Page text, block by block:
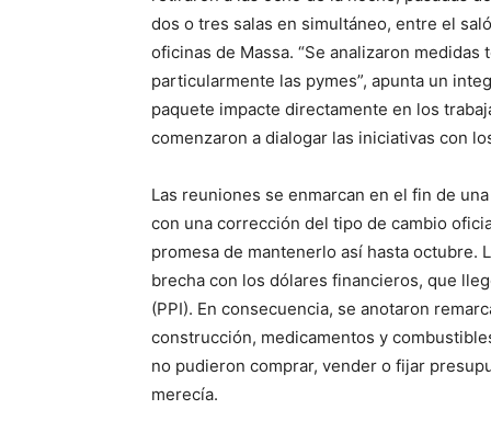
dos o tres salas en simultáneo, entre el
oficinas de Massa. “Se analizaron
particularmente las pymes”, apunta un
paquete impacte directamente en los
comenzaron a dialogar las iniciativas con
Las reuniones se enmarcan en el fin de
con una corrección del tipo de cambio
promesa de mantenerlo así hasta octubre.
brecha con los dólares financieros, que
(PPI). En consecuencia, se anotaron
construcción, medicamentos y
no pudieron comprar, vender o fijar
merecía.